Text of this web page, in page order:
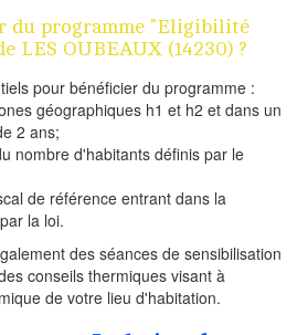
du programme "Eligibilité
LES OUBEAUX (14230) ?
pour bénéficier du programme :
géographiques h1 et h2 et dans un
2 ans;
nombre d'habitants définis par le
de référence entrant dans la
la loi.
des séances de sensibilisation
conseils thermiques visant à
de votre lieu d'habitation.